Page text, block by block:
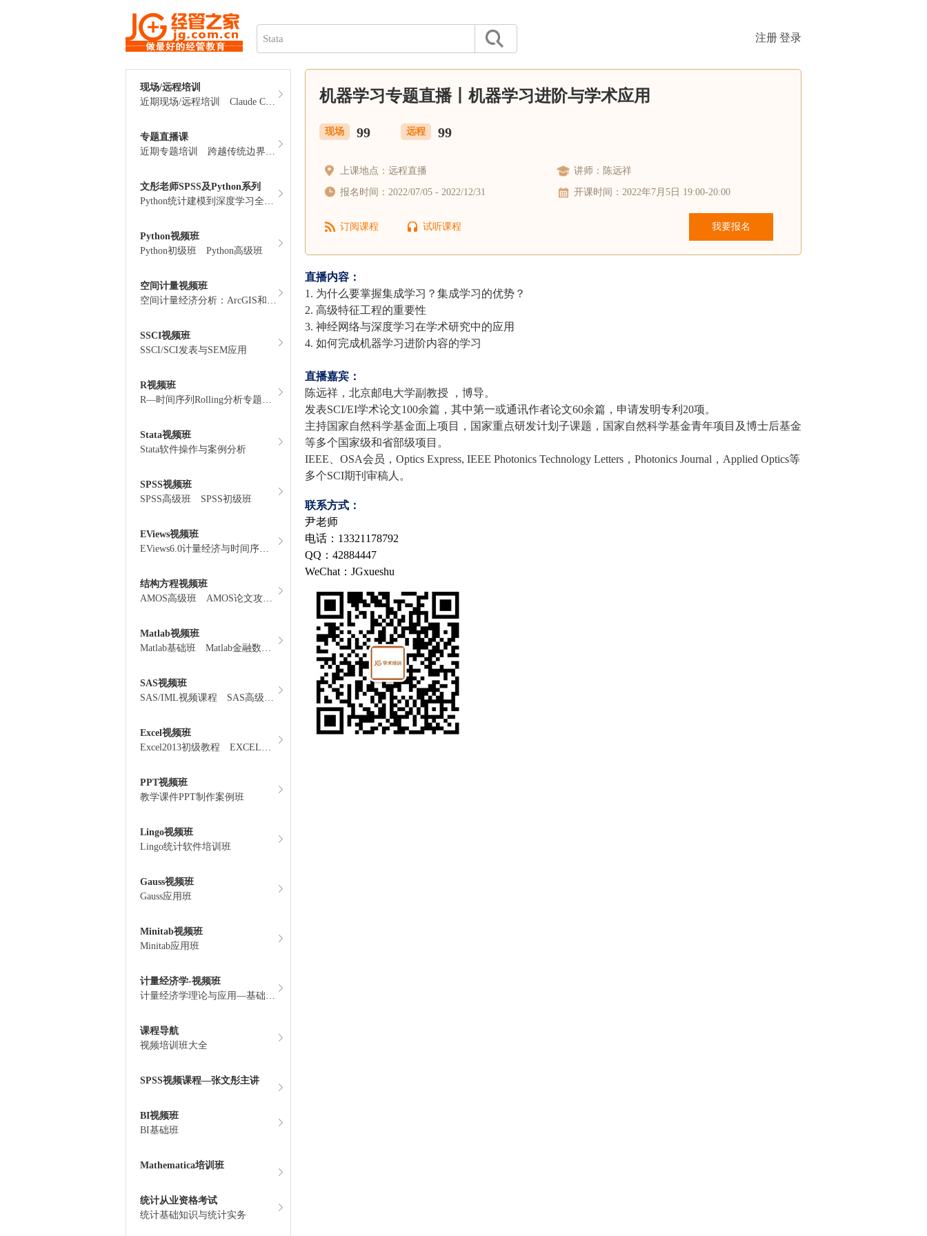
注册登录
现场/远程培训
近期现场/远程培训
Claude Code和Codex助力学术科研与应用
专题直播课
近期专题培训
跨越传统边界：AI赋能下的财务金融研究与论文发表
文彤老师SPSS及Python系列
Python统计建模到深度学习全程班
Python视频班
Python初级班
Python高级班
空间计量视频班
空间计量经济分析：ArcGIS和Matlab应用
SSCI视频班
SSCI/SCI发表与SEM应用
R视频班
R—时间序列Rolling分析专题 R—时间序列专题(初级班)
Stata视频班
Stata软件操作与案例分析
SPSS视频班
SPSS高级班
SPSS初级班
EViews视频班
EViews6.0计量经济与时间序列分析班
结构方程视频班
AMOS高级班
AMOS论文攻略(中高级)
Matlab视频班
Matlab基础班
Matlab金融数量分析
SAS视频班
SAS/IML视频课程
SAS高级班（建模班）
Excel视频班
Excel2013初级教程
EXCEL函数应用班
PPT视频班
教学课件PPT制作案例班
Lingo视频班
Lingo统计软件培训班
Gauss视频班
Gauss应用班
Minitab视频班
Minitab应用班
计量经济学-视频班
计量经济学理论与应用—基础班
课程导航
视频培训班大全
SPSS视频课程—张文彤主讲
BI视频班
BI基础班
Mathematica培训班
统计从业资格考试
统计基础知识与统计实务
机器学习专题直播丨机器学习进阶与学术应用
现场 99 远程 99
上课地点：远程直播 讲师：陈远祥
报名时间：2022/07/05 - 2022/12/31 开课时间：2022年7月5日 19:00-20:00
订阅课程 试听课程 我要报名
直播内容：
1. 为什么要掌握集成学习？集成学习的优势？
2. 高级特征工程的重要性
3. 神经网络与深度学习在学术研究中的应用
4. 如何完成机器学习进阶内容的学习
直播嘉宾：
陈远祥，北京邮电大学副教授 ，博导。
发表SCI/EI学术论文100余篇，其中第一或通讯作者论文60余篇，申请发明专利20项。
主持国家自然科学基金面上项目，国家重点研发计划子课题，国家自然科学基金青年项目及博士后基金
等多个国家级和省部级项目。
IEEE、OSA会员，Optics Express, IEEE Photonics Technology Letters，Photonics Journal，Applied Optics等
多个SCI期刊审稿人。
联系方式：
尹老师
电话：13321178792
QQ：42884447
WeChat： JGxueshu